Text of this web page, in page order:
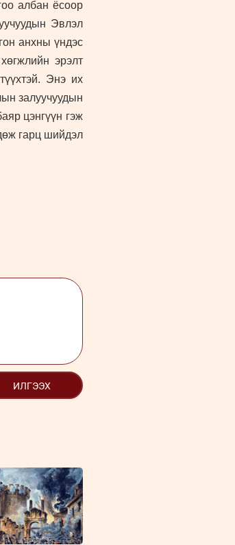
албан ёсоор
Эвлэл
анхны үндэс
эрэлт
Энэ их
залуучуудын
цэнгүүн гэж
гарц шийдэл
ИЛГЭЭХ